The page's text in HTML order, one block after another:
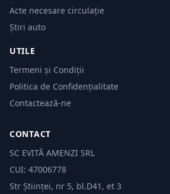
Acte necesare circulație
Știri auto
UTILE
Termeni și Condiții
Politica de Confidențialitate
Contactează-ne
CONTACT
SC EVITĂ AMENZI SRL
CUI: 47006778
Str Științei, nr 5, bl.D41, et 3